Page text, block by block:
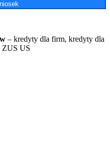
– kredyty dla firm, kredyty dla
ZUS US